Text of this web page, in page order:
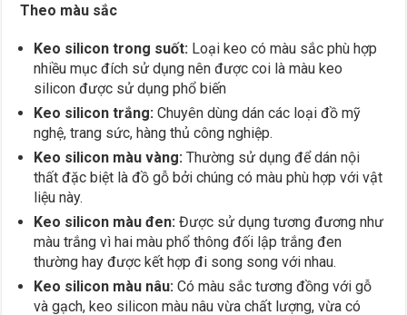
Theo màu sắc
Keo silicon trong suốt: Loại keo có màu sắc phù hợp
nhiều mục đích sử dụng nên được coi là màu keo
silicon được sử dụng phổ biến
Keo silicon trắng: Chuyên dùng dán các loại đồ mỹ
nghệ, trang sức, hàng thủ công nghiệp.
Keo silicon màu vàng: Thường sử dụng để dán nội
thất đặc biệt là đồ gỗ bởi chúng có màu phù hợp với vật
liệu này.
Keo silicon màu đen: Được sử dụng tương đương như
màu trắng vì hai màu phổ thông đối lập trắng đen
thường hay được kết hợp đi song song với nhau.
Keo silicon màu nâu: Có màu sắc tương đồng với gỗ
và gạch, keo silicon màu nâu vừa chất lượng, vừa có